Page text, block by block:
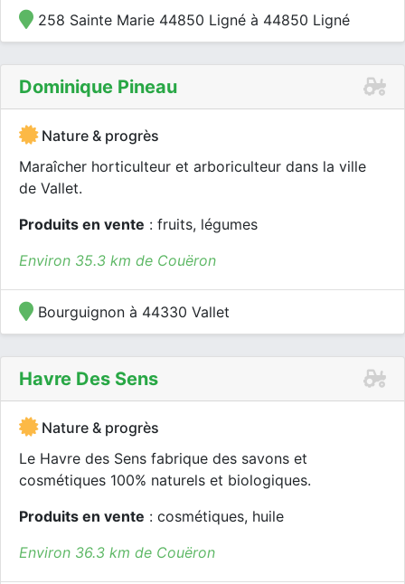
258 Sainte Marie 44850 Ligné à 44850 Ligné
Dominique Pineau
Nature & progrès
Maraîcher horticulteur et arboriculteur dans la ville
de Vallet.
Produits en vente : fruits, légumes
Environ 35.3 km de Couëron
Bourguignon à 44330 Vallet
Havre Des Sens
Nature & progrès
Le Havre des Sens fabrique des savons et
cosmétiques 100% naturels et biologiques.
Produits en vente : cosmétiques, huile
Environ 36.3 km de Couëron